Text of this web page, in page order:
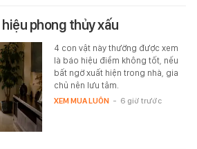
phong thủy xấu
4 con vật này thường được xem
là báo hiệu điềm không tốt, nếu
bất ngờ xuất hiện trong nhà, gia
chủ nên lưu tâm.
XEM MUA LUÔN - 6 giờ trước